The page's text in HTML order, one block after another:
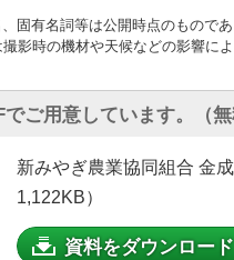
固有名詞等は公開時点のもので
影時の機材や天候などの影響に
ご用意しています。（無
新みやぎ農業協同組合 金
1,122KB）
資料をダウンロード